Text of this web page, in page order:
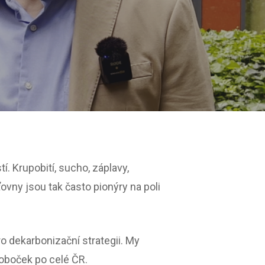
Krupobití, sucho, záplavy,
jsou tak často pionýry na poli
dekarbonizační strategii. My
po celé ČR.